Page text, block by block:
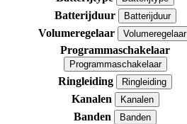
Batterijduur
Batterijduur
Volumeregelaar
Volumeregelaar
Programmaschakelaar
Programmaschakelaar
Ringleiding Ringleiding
Kanalen Kanalen
Banden
Banden